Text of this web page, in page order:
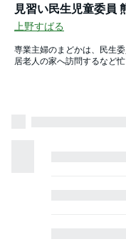
見習い民生児童委員
上野すばる
専業主婦のまどかは、民生
居老人の家へ訪問するなど